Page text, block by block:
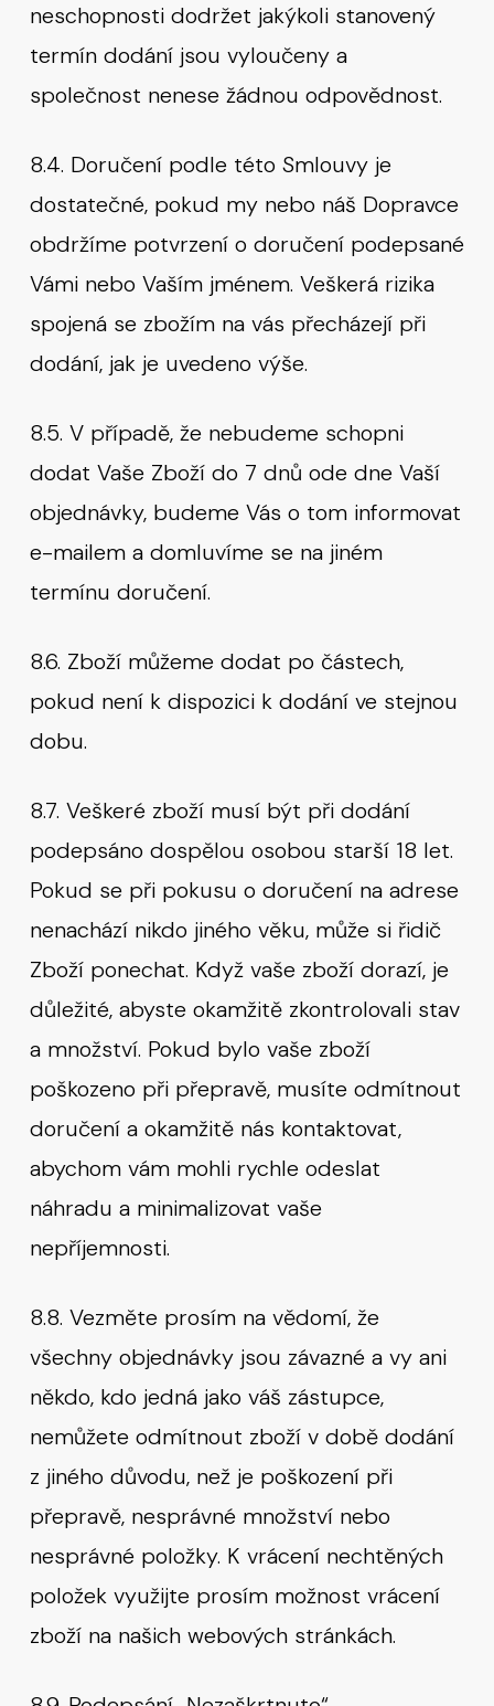
neschopnosti dodržet jakýkoli stanovený
termín dodání jsou vyloučeny a
společnost nenese žádnou odpovědnost.
8.4. Doručení podle této Smlouvy je
dostatečné, pokud my nebo náš Dopravce
obdržíme potvrzení o doručení podepsané
Vámi nebo Vaším jménem. Veškerá rizika
spojená se zbožím na vás přecházejí při
dodání, jak je uvedeno výše.
8.5. V případě, že nebudeme schopni
dodat Vaše Zboží do 7 dnů ode dne Vaší
objednávky, budeme Vás o tom informovat
e-mailem a domluvíme se na jiném
termínu doručení.
8.6. Zboží můžeme dodat po částech,
pokud není k dispozici k dodání ve stejnou
dobu.
8.7. Veškeré zboží musí být při dodání
podepsáno dospělou osobou starší 18 let.
Pokud se při pokusu o doručení na adrese
nenachází nikdo jiného věku, může si řidič
Zboží ponechat. Když vaše zboží dorazí, je
důležité, abyste okamžitě zkontrolovali stav
a množství. Pokud bylo vaše zboží
poškozeno při přepravě, musíte odmítnout
doručení a okamžitě nás kontaktovat,
abychom vám mohli rychle odeslat
náhradu a minimalizovat vaše
nepříjemnosti.
8.8. Vezměte prosím na vědomí, že
všechny objednávky jsou závazné a vy ani
někdo, kdo jedná jako váš zástupce,
nemůžete odmítnout zboží v době dodání
z jiného důvodu, než je poškození při
přepravě, nesprávné množství nebo
nesprávné položky. K vrácení nechtěných
položek využijte prosím možnost vrácení
zboží na našich webových stránkách.